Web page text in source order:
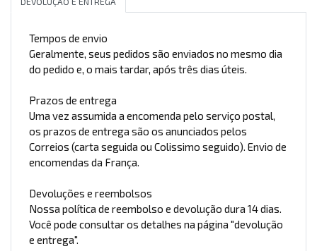
Tempos de envio
Geralmente, seus pedidos são enviados no mesmo dia
do pedido e, o mais tardar, após três dias úteis.
Prazos de entrega
Uma vez assumida a encomenda pelo serviço postal,
os prazos de entrega são os anunciados pelos
Correios (carta seguida ou Colissimo seguido). Envio de
encomendas da França.
Devoluções e reembolsos
Nossa política de reembolso e devolução dura 14 dias.
Você pode consultar os detalhes na página "devolução
e entrega".